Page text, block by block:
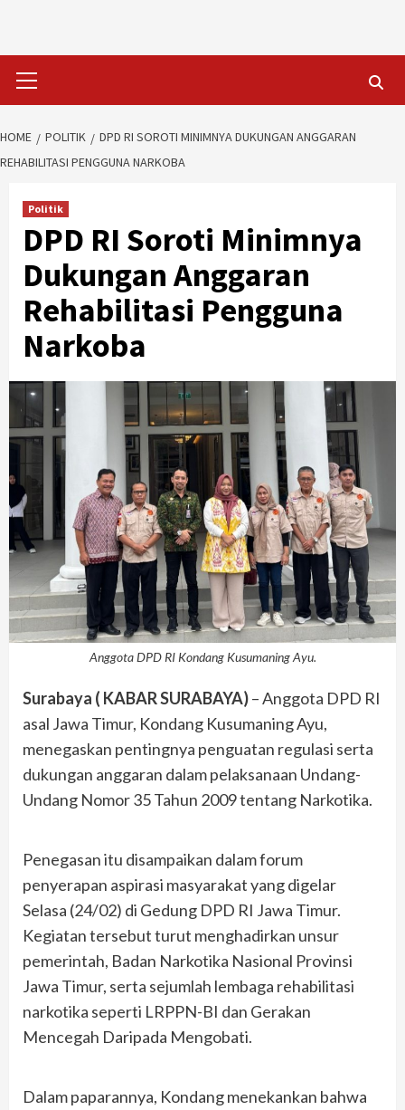
Menu
HOME POLITIK
DPD RI SOROTI MINIMNYA DUKUNGAN ANGGARAN
REHABILITASI PENGGUNA NARKOBA
Politik
DPD RI Soroti Minimnya
Dukungan Anggaran
Rehabilitasi Pengguna
Narkoba
Anggota DPD RI Kondang Kusumaning Ayu.
Surabaya ( KABAR SURABAYA)– Anggota DPD RI
asal Jawa Timur, Kondang Kusumaning Ayu,
menegaskan pentingnya penguatan regulasi serta
dukungan anggaran dalam pelaksanaan Undang-
Undang Nomor 35 Tahun 2009 tentang Narkotika.
Penegasan itu disampaikan dalam forum
penyerapan aspirasi masyarakat yang digelar
Selasa (24/02) di Gedung DPD RI Jawa Timur.
Kegiatan tersebut turut menghadirkan unsur
pemerintah, Badan Narkotika Nasional Provinsi
Jawa Timur, serta sejumlah lembaga rehabilitasi
narkotika seperti LRPPN-BI dan Gerakan
Mencegah Daripada Mengobati.
Dalam paparannya, Kondang menekankan bahwa